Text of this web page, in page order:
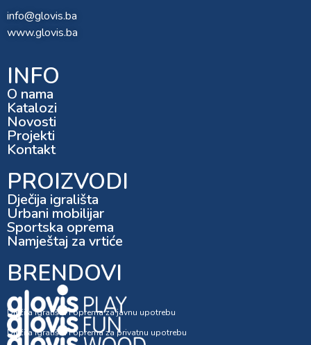
info@glovis.ba
www.glovis.ba
INFO
O nama
Katalozi
Novosti
Projekti
Kontakt
PROIZVODI
Dječija igrališta
Urbani mobilijar
Sportska oprema
Namještaj za vrtiće
BRENDOVI
Dječija igrališta i oprema za javnu upotrebu
Dječija igrališta i oprema za privatnu upotrebu